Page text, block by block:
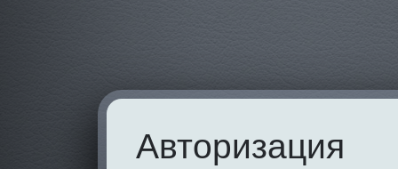
Авторизация